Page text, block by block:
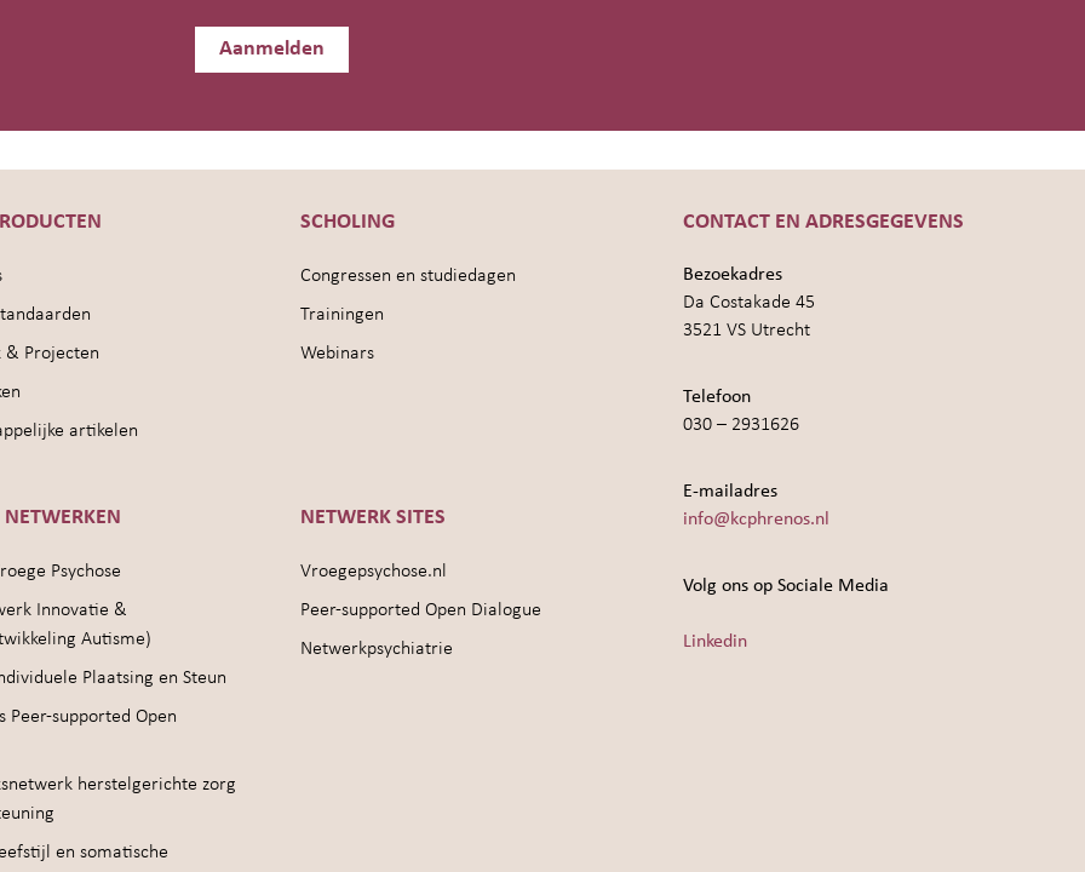
Aanmelden
& Projecten
artikelen
SCHOLING
Congressen en studiedagen
Trainingen
Webinars
NETWERKEN
Psychose
Innovatie &
Autisme)
Plaatsing en Steun
Peer-supported Open
herstelgerichte zorg
en somatische
NETWERK SITES
Vroegepsychose.nl
Peer-supported Open Dialogue
Netwerkpsychiatrie
CONTACT EN ADRESGEGEVENS
Bezoekadres
Da Costakade 45
3521 VS Utrecht
Telefoon
030 – 2931626
E-mailadres
info@kcphrenos.nl
Volg ons op Sociale Media
Linkedin